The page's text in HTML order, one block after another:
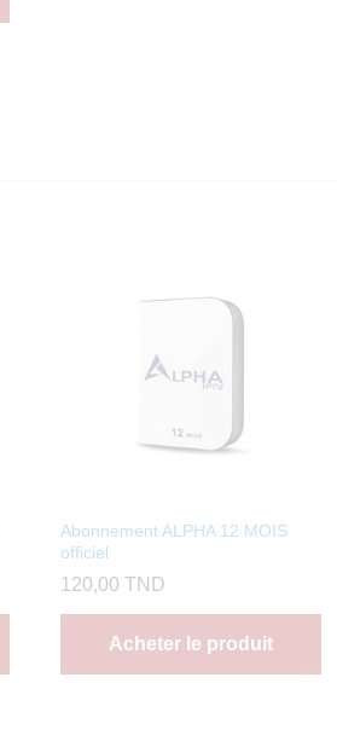
Abonnement ALPHA 12 MOIS
officiel
120,00 TND
Acheter le produit